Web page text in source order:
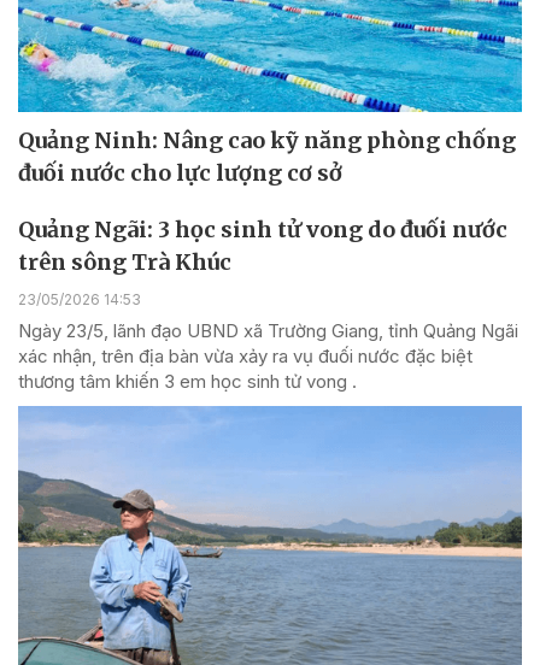
Quảng Ninh: Nâng cao kỹ năng phòng chống
đuối nước cho lực lượng cơ sở
Quảng Ngãi: 3 học sinh tử vong do đuối nước
trên sông Trà Khúc
23/05/2026 14:53
Ngày 23/5, lãnh đạo UBND xã Trường Giang, tỉnh Quảng Ngãi
xác nhận, trên địa bàn vừa xảy ra vụ đuối nước đặc biệt
thương tâm khiến 3 em học sinh tử vong .